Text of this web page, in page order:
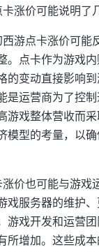
涨价可能说明了
游点卡涨价可能
。点卡作为游戏
的变动直接影响
是运营商为了控
游戏整体营收而
模型的考量，以
价也可能与游戏
戏服务器的维护
游戏开发和运营
所增加。这些成